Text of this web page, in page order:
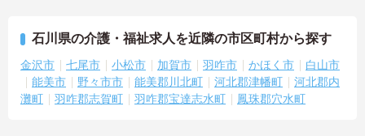
石川県の介護・福祉求人を近隣の市区町村から探す
金沢市 七尾市 小松市 加賀市 羽咋市 かほく市
白山市
能美市
野々市市 能美郡川北町 河北郡津幡町
河北郡内
灘町
羽咋郡志賀町 羽咋郡宝達志水町 鳳珠郡穴水町